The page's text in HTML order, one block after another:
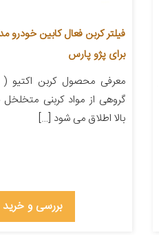
برای پژو پارس
معرفی محصول کربن اکتیو (
گروهی از مواد کربنی
بالا اطلاق می شود […]
بررسی و خرید